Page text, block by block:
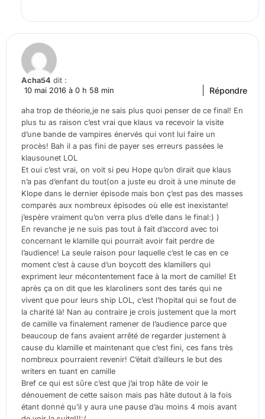
Acha54 dit :
10 mai 2016 à 0 h 58 min
aha trop de théorie,je ne sais plus quoi penser de ce final! En
plus tu as raison c’est vrai que klaus va recevoir la visite
d’une bande de vampires énervés qui vont lui faire un
procès! Bah il a pas fini de payer ses erreurs passées le
klausounet LOL
Et oui c’est vrai, on voit si peu Hope qu’on dirait que klaus
n’a pas d’enfant du tout(on a juste eu droit à une minute de
Klope dans le dernier épisode mais bon ç’est pas des masses
comparés aux nombreux épisodes où elle est inexistante!
j’espère vraiment qu’on verra plus d’elle dans le final:) )
En revanche je ne suis pas tout à fait d’accord avec toi
concernant le klamille qui pourrait avoir fait perdre de
l’audience! La seule raison pour laquelle c’est le cas en ce
moment c’est à cause d’un boycott des klamillers qui
expriment leur mécontentement face à la mort de camille! Et
après ça on dit que les klaroliners sont des tarés qui ne
vivent que pour leurs ship LOL, c’est l’hopital qui se fout de
la charité là! Nan au contraire je crois justement que la mort
de camille va finalement ramener de l’audience parce que
beaucoup de fans avaient arrêté de regarder justement à
cause du klamille et maintenant que c’est fini, ces fans très
nombreux pourraient revenir! C’était d’ailleurs le but des
writers en tuant en camille
Bref ce qui est sûre c’est que j’ai trop hâte de voir le
dénouement de cette saison mais pas hâte dutout à la fois
étant donné qu’il y aura une pause d’au moins 4 mois avant
Répondre